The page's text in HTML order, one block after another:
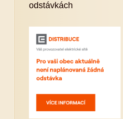
odstávkách